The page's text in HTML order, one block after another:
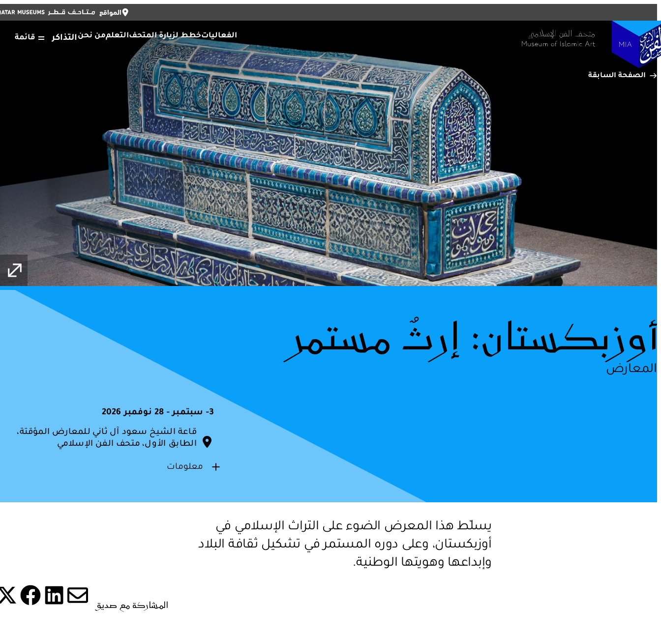
المواقع
الفعالياتخطط لزيارة المتحفالتعلممن نحنالتذاكر قائمة
الصفحة السابقة
أوزبكستان: إرثٌ مستمر
المعارض
3- سبتمبر - 28 نوفمبر 2026
قاعة الشيخ سعود آل ثاني للمعارض المؤقتة،
الطابق الأول، متحف الفن الإسلامي
معلومات
يسلّط هذا المعرض الضوء على التراث الإسلامي في
أوزبكستان، وعلى دوره المستمر في تشكيل ثقافة البلاد
وإبداعها وهويتها الوطنية.
المشاركة مع صديق شارك
التذاكر ENGLISH أغلق متاحف قطر على الخريطة
استكشف متاحفنا، ومعارضنا، ومساحاتنا الإبداعية، المنتشرة في كافة أنحاء قطر،
وتعرف على كل جديد. خطط لزيارتك الآن أو ابحث عن أحد المرافق أو المواقع على
الخريطة.
أغلق